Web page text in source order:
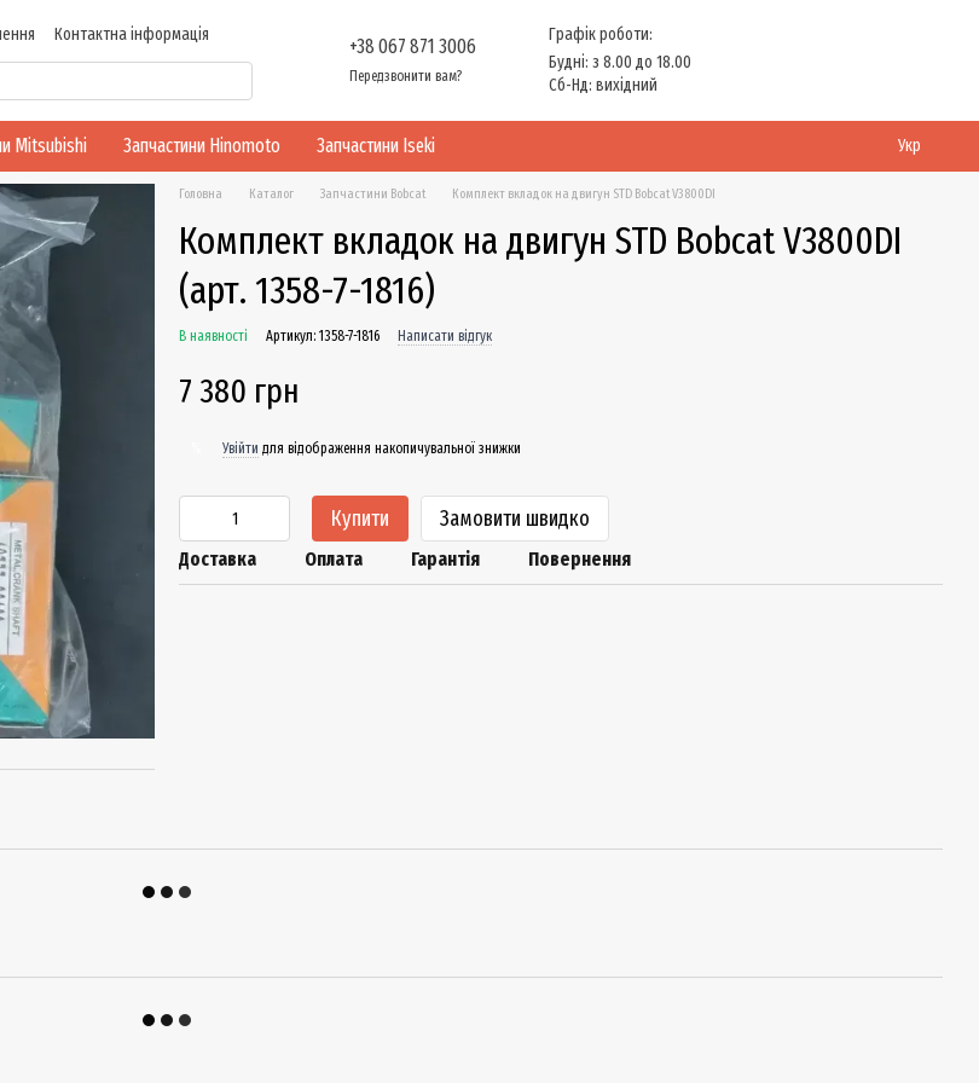
Контактна інформація
+38 067 871 3006
Передзвонити вам?
Графік роботи:
Будні: з 8.00 до 18.00
Сб-Нд: вихідний
Mitsubishi Запчастини Hinomoto Запчастини Iseki Укр
Головна Каталог Запчастини Bobcat Комплект вкладок на двигун STD Bobcat V3800DI
Комплект вкладок на двигун STD Bobcat V3800DI
(арт. 1358-7-1816)
В наявності Артикул: 1358-7-1816 Написати відгук
7 380 грн
Увійти для відображення накопичувальної знижки
Купити Замовити швидко
Доставка Оплата Гарантія Повернення